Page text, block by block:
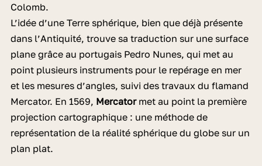
Colomb.
L’idée d’une Terre sphérique, bien que déjà présente
dans l’Antiquité, trouve sa traduction sur une surface
plane grâce au portugais Pedro Nunes, qui met au
point plusieurs instruments pour le repérage en mer
et les mesures d’angles, suivi des travaux du flamand
Mercator. En 1569, Mercatormet au point la première
projection cartographique : une méthode de
représentation de la réalité sphérique du globe sur un
plan plat.